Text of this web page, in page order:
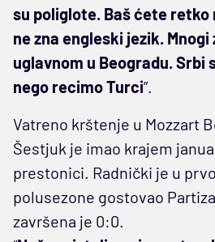
su poliglote. Baš ćete retko
ne zna engleski jezik.
uglavnom u Beogradu. Srbi
nego recimo Turci”.
Vatreno krštenje u Mozzart
Šestjuk je imao krajem
prestonici. Radnički je u
polusezone gostovao
završena je 0:0.